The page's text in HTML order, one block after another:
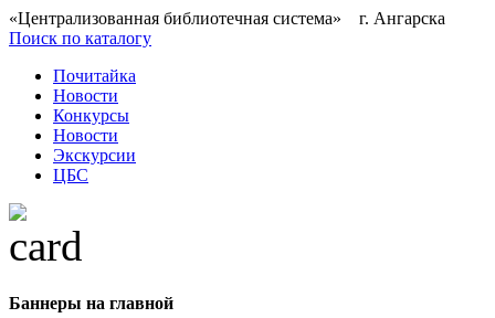
«Централизованная библиотечная система» г. Ангарска
Поиск по каталогу
Почитайка
Новости
Конкурсы
Новости
Экскурсии
ЦБС
Баннеры на главной